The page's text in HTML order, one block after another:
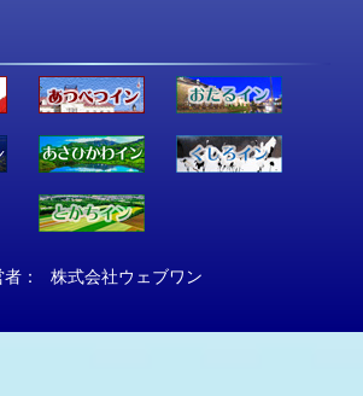
： 株式会社ウェブワン